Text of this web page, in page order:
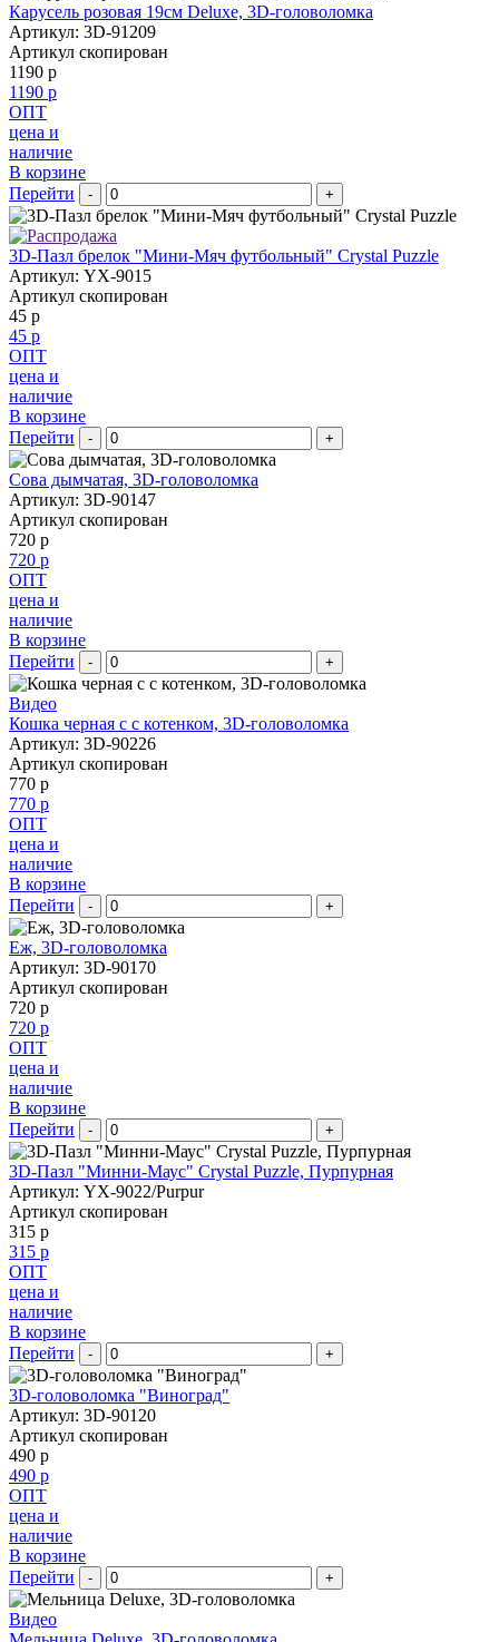
Карусель розовая 19см Deluxe, 3D-головоломка
Артикул: 3D-91209
Артикул скопирован
1190 р
1190 р
ОПТ
цена и
наличие
В корзине
Перейти
- +
3D-Пазл брелок "Мини-Мяч футбольный" Crystal Puzzle
Артикул: YX-9015
Артикул скопирован
45 р
45 р
ОПТ
цена и
наличие
В корзине
Перейти
- +
Сова дымчатая, 3D-головоломка
Артикул: 3D-90147
Артикул скопирован
720 р
720 р
ОПТ
цена и
наличие
В корзине
Перейти
- +
Видео
Кошка черная c с котенком, 3D-головоломка
Артикул: 3D-90226
Артикул скопирован
770 р
770 р
ОПТ
цена и
наличие
В корзине
Перейти
- +
Еж, 3D-головоломка
Артикул: 3D-90170
Артикул скопирован
720 р
720 р
ОПТ
цена и
наличие
В корзине
Перейти
- +
3D-Пазл "Минни-Маус" Crystal Puzzle, Пурпурная
Артикул: YX-9022/Purpur
Артикул скопирован
315 р
315 р
ОПТ
цена и
наличие
В корзине
Перейти
- +
3D-головоломка "Виноград"
Артикул: 3D-90120
Артикул скопирован
490 р
490 р
ОПТ
цена и
наличие
В корзине
Перейти
- +
Видео